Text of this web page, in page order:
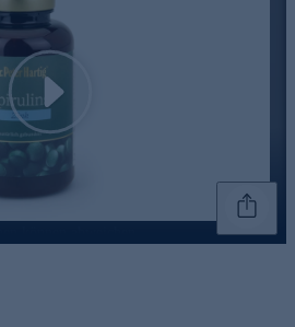
Play